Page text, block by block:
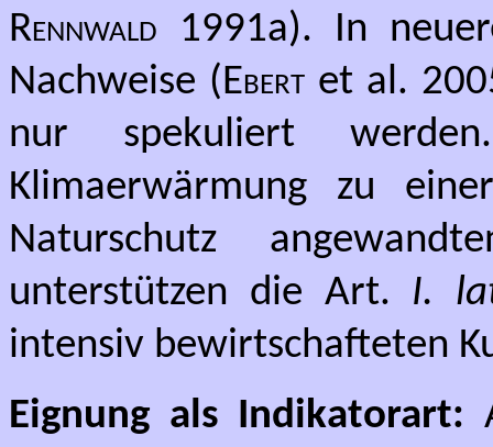
Rennwald 1991a). In
Nachweise (Ebert et al.
nur spekuliert
Klimaerwärmung zu
Naturschutz
unterstützen die Art. I.
intensiv bewirtschafteten
Eignung als Indikatorart: